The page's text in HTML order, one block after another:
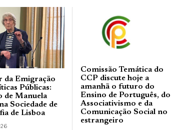
da Emigração
Públicas:
de Manuela
Sociedade de
de Lisboa
Comissão Temática do
CCP discute hoje a
amanhã o futuro do
Ensino de Português, do
Associativismo e da
Comunicação Social no
estrangeiro